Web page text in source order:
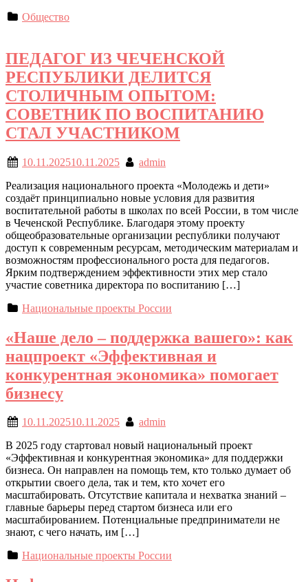
Общество
ПЕДАГОГ ИЗ ЧЕЧЕНСКОЙ
РЕСПУБЛИКИ ДЕЛИТСЯ
СТОЛИЧНЫМ ОПЫТОМ:
СОВЕТНИК ПО ВОСПИТАНИЮ
СТАЛ УЧАСТНИКОМ
10.11.202510.11.2025
admin
Реализация национального проекта «Молодежь и дети»
создаёт принципиально новые условия для развития
воспитательной работы в школах по всей России, в том числе
в Чеченской Республике. Благодаря этому проекту
общеобразовательные организации республики получают
доступ к современным ресурсам, методическим материалам и
возможностям профессионального роста для педагогов.
Ярким подтверждением эффективности этих мер стало
участие советника директора по воспитанию […]
Национальные проекты России
«Наше дело – поддержка вашего»: как
нацпроект «Эффективная и
конкурентная экономика» помогает
бизнесу
10.11.202510.11.2025
admin
В 2025 году стартовал новый национальный проект
«Эффективная и конкурентная экономика» для поддержки
бизнеса. Он направлен на помощь тем, кто только думает об
открытии своего дела, так и тем, кто хочет его
масштабировать. Отсутствие капитала и нехватка знаний –
главные барьеры перед стартом бизнеса или его
масштабированием. Потенциальные предприниматели не
знают, с чего начать, им […]
Национальные проекты России